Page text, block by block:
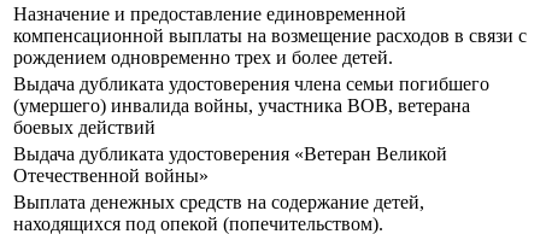
Назначение и предоставление единовременной
компенсационной выплаты на возмещение расходов в связи с
рождением одновременно трех и более детей.
Выдача дубликата удостоверения члена семьи погибшего
(умершего) инвалида войны, участника ВОВ, ветерана
боевых действий
Выдача дубликата удостоверения «Ветеран Великой
Отечественной войны»
Выплата денежных средств на содержание детей,
находящихся под опекой (попечительством).